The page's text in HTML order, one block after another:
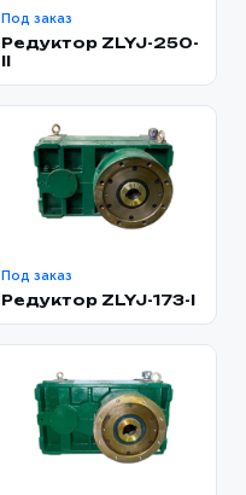
Под заказ
Редуктор ZLYJ-250-
ll
Под заказ
Редуктор ZLYJ-173-I